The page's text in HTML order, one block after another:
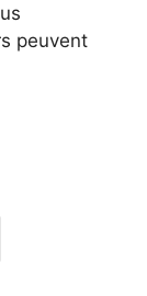
peuvent